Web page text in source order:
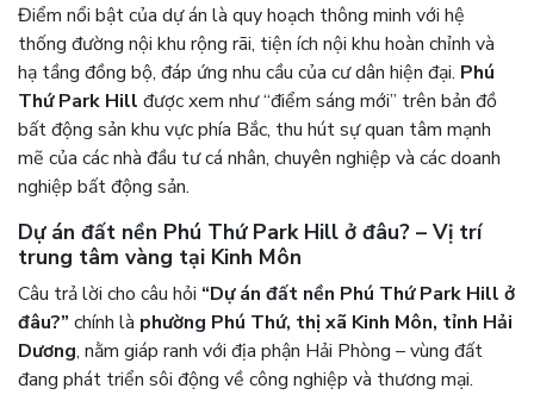
Điểm nổi bật của dự án là quy hoạch thông minh với hệ
thống đường nội khu rộng rãi, tiện ích nội khu hoàn chỉnh và
hạ tầng đồng bộ, đáp ứng nhu cầu của cư dân hiện đại. Phú
Thứ Park Hill được xem như “điểm sáng mới” trên bản đồ
bất động sản khu vực phía Bắc, thu hút sự quan tâm mạnh
mẽ của các nhà đầu tư cá nhân, chuyên nghiệp và các doanh
nghiệp bất động sản.
Dự án đất nền Phú Thứ Park Hill ở đâu? – Vị trí
trung tâm vàng tại Kinh Môn
Câu trả lời cho câu hỏi “Dự án đất nền Phú Thứ Park Hill ở
đâu?” chính là phường Phú Thứ, thị xã Kinh Môn, tỉnh Hải
Dương, nằm giáp ranh với địa phận Hải Phòng – vùng đất
đang phát triển sôi động về công nghiệp và thương mại.